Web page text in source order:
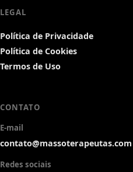
LEGAL
Política de Privacidade
Política de Cookies
Termos de Uso
CONTATO
E-mail
contato@massoterapeutas.com
Redes sociais